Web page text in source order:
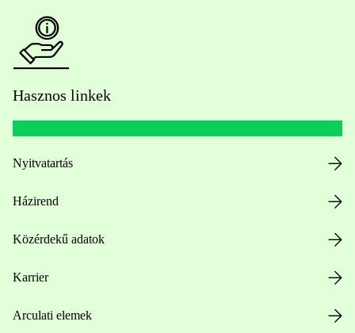
Hasznos linkek
Nyitvatartás
Házirend
Közérdekű adatok
Karrier
Arculati elemek